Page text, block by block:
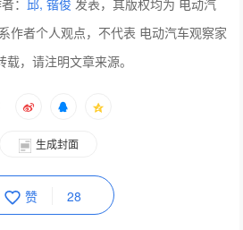
构投资者也不少，包括死忠粉知
应该会得偿所愿。
控在马斯克手里，不知道平民百姓
者：邱, 锴俊发表，其版权均为 电动汽